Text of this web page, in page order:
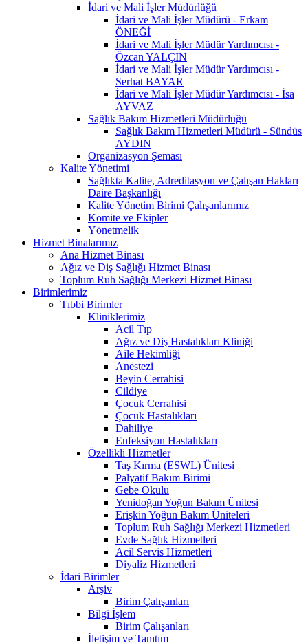
İdari ve Mali İşler Müdürlüğü
İdari ve Mali İşler Müdürü - Erkam
ÖNEĞİ
İdari ve Mali İşler Müdür Yardımcısı -
Özcan YALÇIN
İdari ve Mali İşler Müdür Yardımcısı -
Serhat BAYAR
İdari ve Mali İşler Müdür Yardımcısı - İsa
AYVAZ
Sağlık Bakım Hizmetleri Müdürlüğü
Sağlık Bakım Hizmetleri Müdürü - Sündüs
AYDIN
Organizasyon Şeması
Kalite Yönetimi
Sağlıkta Kalite, Adreditasyon ve Çalışan Hakları
Daire Başkanlığı
Kalite Yönetim Birimi Çalışanlarımız
Komite ve Ekipler
Yönetmelik
Hizmet Binalarımız
Ana Hizmet Binası
Ağız ve Diş Sağlığı Hizmet Binası
Toplum Ruh Sağlığı Merkezi Hizmet Binası
Birimlerimiz
Tıbbi Birimler
Kliniklerimiz
Acil Tıp
Ağız ve Diş Hastalıkları Kliniği
Aile Hekimliği
Anestezi
Beyin Cerrahisi
Cildiye
Çocuk Cerrahisi
Çocuk Hastalıkları
Dahiliye
Enfeksiyon Hastalıkları
Özellikli Hizmetler
Taş Kırma (ESWL) Ünitesi
Palyatif Bakım Birimi
Gebe Okulu
Yenidoğan Yoğun Bakım Ünitesi
Erişkin Yoğun Bakım Üniteleri
Toplum Ruh Sağlığı Merkezi Hizmetleri
Evde Sağlık Hizmetleri
Acil Servis Hizmetleri
Diyaliz Hizmetleri
İdari Birimler
Arşiv
Birim Çalışanları
Bilgi İşlem
Birim Çalışanları
İletişim ve Tanıtım